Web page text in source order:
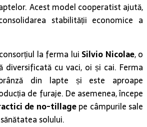
Acest model cooperatist ajută,
stabilității economice a
la ferma lui Silvio Nicolae, o
diversificată cu vaci, oi și cai. Ferma
din lapte și este aproape
de furaje. De asemenea, începe
de no-tillagepe câmpurile sale
solului.